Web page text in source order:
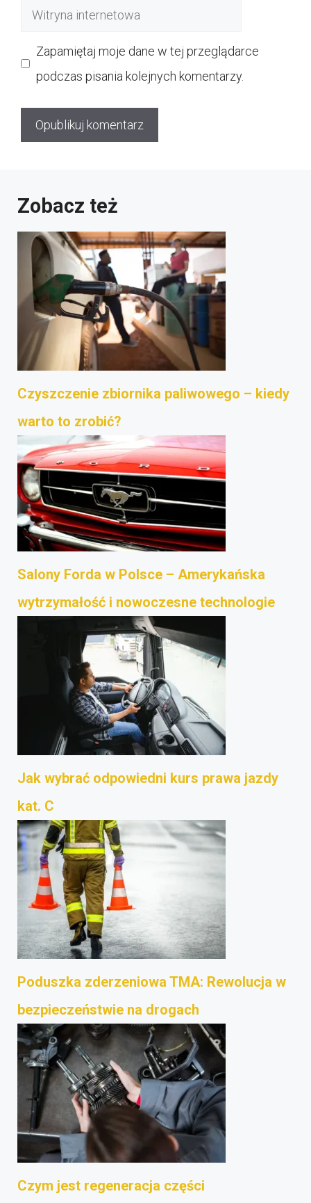
Witryna
Zapamiętaj moje dane w tej przeglądarce
podczas pisania kolejnych komentarzy.
Zobacz też
Czyszczenie zbiornika paliwowego – kiedy
warto to zrobić?
Salony Forda w Polsce – Amerykańska
wytrzymałość i nowoczesne technologie
Jak wybrać odpowiedni kurs prawa jazdy
kat. C
Poduszka zderzeniowa TMA: Rewolucja w
bezpieczeństwie na drogach
Czym jest regeneracja części